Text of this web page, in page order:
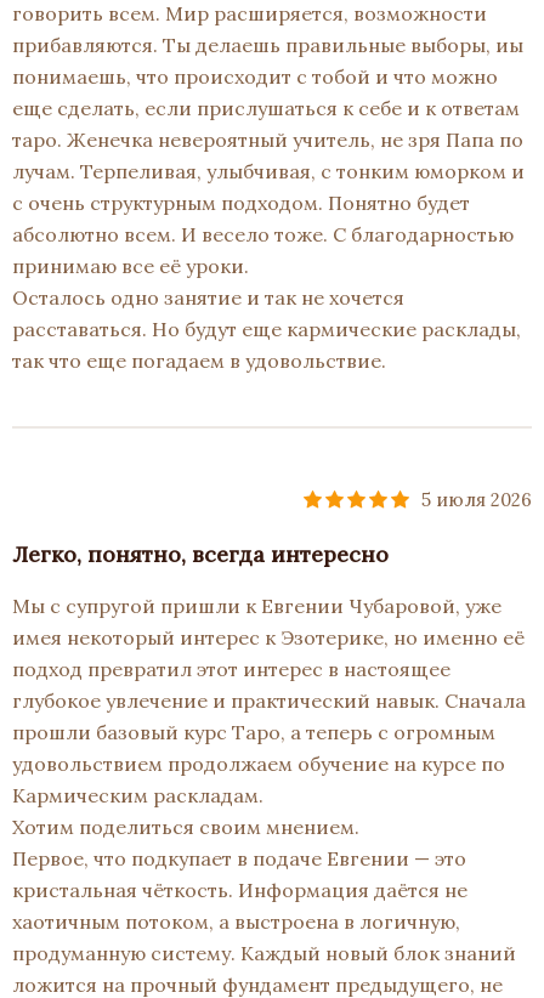
говорить всем. Мир расширяется, возможности
прибавляются. Ты делаешь правильные выборы, иы
понимаешь, что происходит с тобой и что можно
еще сделать, если прислушаться к себе и к ответам
таро. Женечка невероятный учитель, не зря Папа по
лучам. Терпеливая, улыбчивая, с тонким юморком и
с очень структурным подходом. Понятно будет
абсолютно всем. И весело тоже. С благодарностью
принимаю все её уроки.
Осталось одно занятие и так не хочется
расставаться. Но будут еще кармические расклады,
так что еще погадаем в удовольствие.
5 июля 2026
Легко, понятно, всегда интересно
Мы с супругой пришли к Евгении Чубаровой, уже
имея некоторый интерес к Эзотерике, но именно её
подход превратил этот интерес в настоящее
глубокое увлечение и практический навык. Сначала
прошли базовый курс Таро, а теперь с огромным
удовольствием продолжаем обучение на курсе по
Кармическим раскладам.
Хотим поделиться своим мнением.
Первое, что подкупает в подаче Евгении — это
кристальная чёткость. Информация даётся не
хаотичным потоком, а выстроена в логичную,
продуманную систему. Каждый новый блок знаний
ложится на прочный фундамент предыдущего, не